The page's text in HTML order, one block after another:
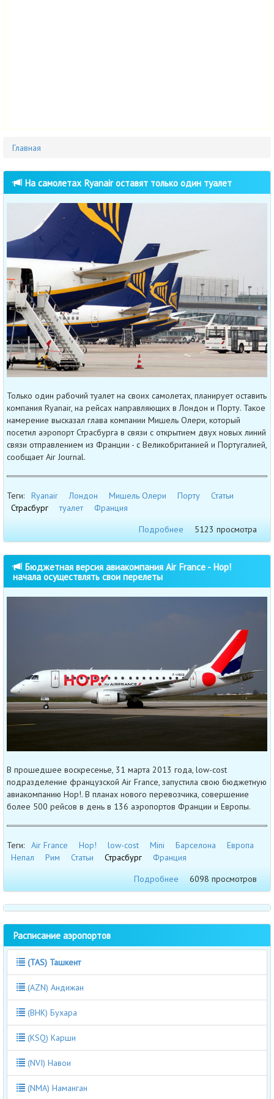
Главная
На самолетах Ryanair оставят только один туалет
Только один рабочий туалет на своих самолетах, планирует оставить
компания Ryanair, на рейсах направляющих в Лондон и Порту. Такое
намерение высказал глава компании Мишель Олери, который
посетил аэропорт Страсбурга в связи с открытием двух новых линий
связи отправлением из Франции - с Великобританией и Португалией,
сообщает Air Journal.
Теги: Ryanair Лондон Мишель Олери Порту
Статьи
Страсбург
туалет
Франция
Подробнее
5123 просмотра
Бюджетная версия авиакомпания Air France - Hop!
начала осуществлять свои перелеты
В прошедшее воскресенье, 31 марта 2013 года, low-cost
подразделение французской Air France, запустила свою бюджетную
авиакомпанию Hop!. В планах нового перевозчика, совершение
более 500 рейсов в день в 136 аэропортов Франции и Европы.
Теги: Air France Hop! low-cost Mini Барселона
Европа
Непал
Рим Статьи Страсбург
Франция
Подробнее
6098 просмотров
Расписание аэропортов
(TAS) Ташкент
(AZN) Андижан
(BHK) Бухара
(KSQ) Карши
(NVI) Навои
(NMA) Наманган